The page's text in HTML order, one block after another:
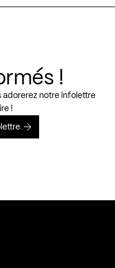
!
adorerez notre infolettre
!